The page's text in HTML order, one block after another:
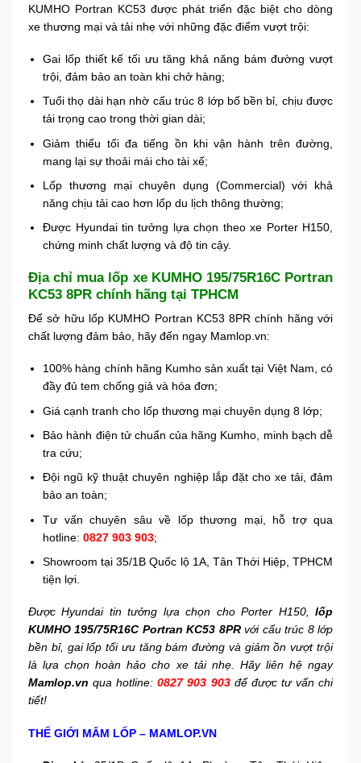
KUMHO Portran KC53 được phát triển đặc biệt cho dòng
xe thương mại và tải nhẹ với những đặc điểm vượt trội:
Gai lốp thiết kế tối ưu tăng khả năng bám đường vượt
trội, đảm bảo an toàn khi chở hàng;
Tuổi thọ dài hạn nhờ cấu trúc 8 lớp bố bền bỉ, chịu được
tải trọng cao trong thời gian dài;
Giảm thiểu tối đa tiếng ồn khi vận hành trên đường,
mang lại sự thoải mái cho tài xế;
Lốp thương mại chuyên dụng (Commercial) với khả
năng chịu tải cao hơn lốp du lịch thông thường;
Được Hyundai tin tưởng lựa chọn theo xe Porter H150,
chứng minh chất lượng và độ tin cậy.
Địa chỉ mua lốp xe KUMHO 195/75R16C Portran
KC53 8PR chính hãng tại TPHCM
Để sở hữu lốp KUMHO Portran KC53 8PR chính hãng với
chất lượng đảm bảo, hãy đến ngay Mamlop.vn:
100% hàng chính hãng Kumho sản xuất tại Việt Nam, có
đầy đủ tem chống giả và hóa đơn;
Giá cạnh tranh cho lốp thương mại chuyên dụng 8 lớp;
Bảo hành điện tử chuẩn của hãng Kumho, minh bạch dễ
tra cứu;
Đội ngũ kỹ thuật chuyên nghiệp lắp đặt cho xe tải, đảm
bảo an toàn;
Tư vấn chuyên sâu về lốp thương mại, hỗ trợ qua
hotline:0827 903 903;
Showroom tại 35/1B Quốc lộ 1A, Tân Thới Hiệp, TPHCM
tiện lợi.
Được Hyundai tin tưởng lựa chọn cho Porter H150, lốp
KUMHO 195/75R16C Portran KC53 8PRvới cấu trúc 8 lớp
bền bỉ, gai lốp tối ưu tăng bám đường và giảm ồn vượt trội
là lựa chọn hoàn hảo cho xe tải nhẹ. Hãy liên hệ ngay
Mamlop.vn qua hotline: 0827 903 903để được tư vấn chi
tiết!
THẾ GIỚI MÂM LỐP – MAMLOP.VN